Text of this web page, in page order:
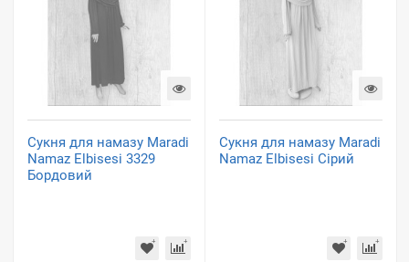
Сукня для намазу Maradi
Namaz Elbisesi 3329
Бордовий
Сукня для намазу Maradi
Namaz Elbisesi Сірий